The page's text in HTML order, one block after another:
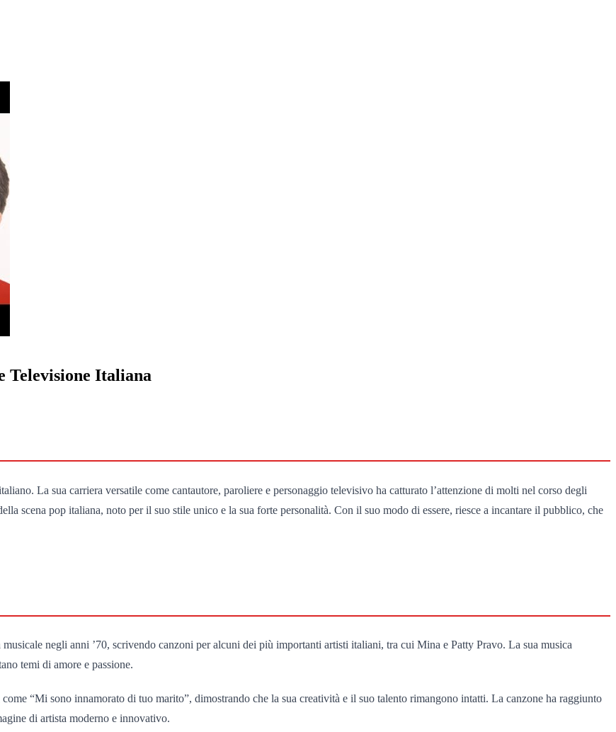
Televisione Italiana
La sua carriera versatile come cantautore, paroliere e personaggio televisivo ha catturato l’attenzione di molti nel corso degli
scena pop italiana, noto per il suo stile unico e la sua forte personalità. Con il suo modo di essere, riesce a incantare il pubblico, che
negli anni ’70, scrivendo canzoni per alcuni dei più importanti artisti italiani, tra cui Mina e Patty Pravo. La sua musica
temi di amore e passione.
“Mi sono innamorato di tuo marito”, dimostrando che la sua creatività e il suo talento rimangono intatti. La canzone ha raggiunto
di artista moderno e innovativo.